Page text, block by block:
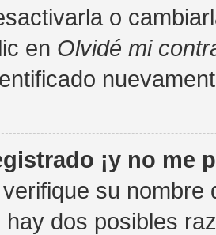
o
en Olvidé mi
¡y no me
su
dos posibles